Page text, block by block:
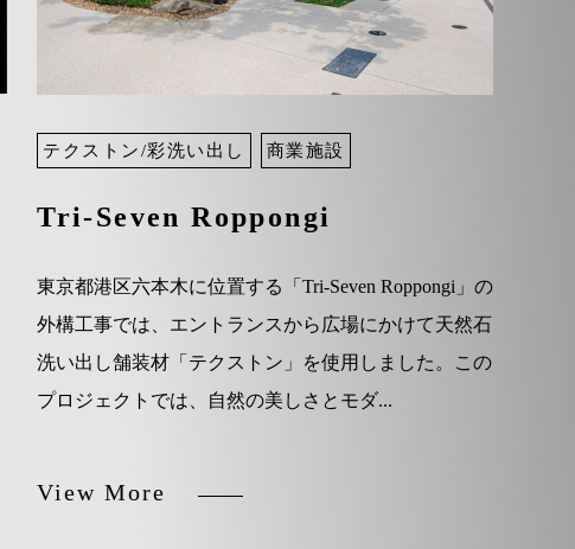
テクストン/彩洗い出し 商業施設
Tri-Seven Roppongi
東京都港区六本木に位置する「Tri-Seven Roppongi」の
外構工事では、エントランスから広場にかけて天然石
洗い出し舗装材「テクストン」を使用しました。この
プロジェクトでは、自然の美しさとモダ...
View More